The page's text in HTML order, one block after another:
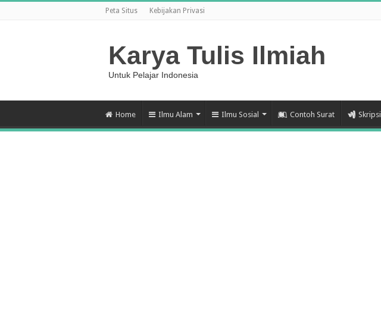
Peta Situs Kebijakan Privasi
Karya Tulis Ilmiah
Untuk Pelajar Indonesia
Home Ilmu Alam Ilmu Sosial Contoh Surat Skripsi